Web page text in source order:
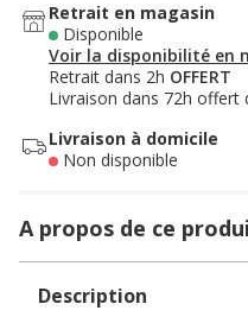
Retrait en magasin
Disponible
Voir la disponibilité en
Retrait dans 2h OFFERT
Livraison dans 72h offert
Livraison à domicile
Non disponible
A propos de ce
Description